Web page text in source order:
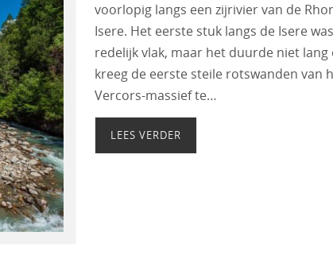
voorlopig langs een zijrivier van de
Isere. Het eerste stuk langs de Isere
redelijk vlak, maar het duurde niet lang
kreeg de eerste steile rotswanden van
Vercors-massief te…
LEES VERDER